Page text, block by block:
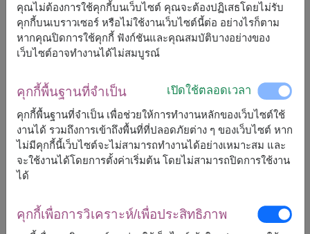
ขนาดโดยประมาณ:
40 ซ.ม.
จี้สร้อยคอ Swarovski ประดับด้วยคริสตัลสีขาวสามชิ้น ตัว
วัน จี้มาพร้อมสร้อยคอเข้าชุด เหมาะทั้งใส่ประจำวันและเพิ่ม
เสน่ห์ให้ทุกสไตล์
คุณไม่ต้องการใช้คุกกี้บนเว็บไซต์ คุณจะต้องปฏิเสธโดยไม่รับ
คุกกี้บนเบราวเซอร์ หรือไม่ใช้งานเว็บไซต์นี้ต่อ อย่างไรก็ตาม
หากคุณปิดการใช้คุกกี้ ฟังก์ชันและคุณสมบัติบางอย่างของ
เว็บไซต์อาจทำงานได้ไม่สมบูรณ์
คุกกี้พื้นฐานที่จำเป็น เปิดใช้ตลอดเวลา
คุกกี้พื้นฐานที่จำเป็น เพื่อช่วยให้การทำงานหลักของเว็บไซต์ใช้
งานได้ รวมถึงการเข้าถึงพื้นที่ที่ปลอดภัยต่าง ๆ ของเว็บไซต์ หาก
ไม่มีคุกกี้นี้เว็บไซต์จะไม่สามารถทำงานได้อย่างเหมาะสม และ
จะใช้งานได้โดยการตั้งค่าเริ่มต้น โดยไม่สามารถปิดการใช้งาน
ได้
คุกกี้เพื่อการวิเคราะห์/เพื่อประสิทธิภาพ